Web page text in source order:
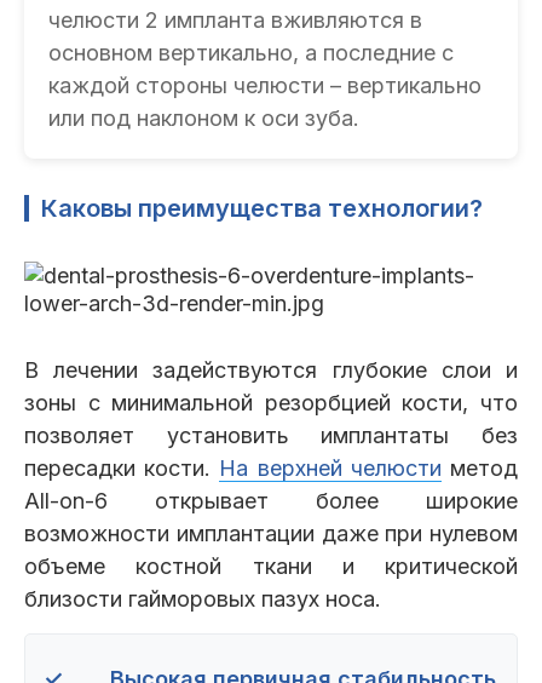
челюсти 2 импланта вживляются в
основном вертикально, а последние с
каждой стороны челюсти – вертикально
или под наклоном к оси зуба.
Каковы преимущества технологии?
В лечении задействуются глубокие слои и
зоны с минимальной резорбцией кости, что
позволяет установить имплантаты без
пересадки кости. На верхней челюсти метод
All-on-6 открывает более широкие
возможности имплантации даже при нулевом
объеме костной ткани и критической
близости гайморовых пазух носа.